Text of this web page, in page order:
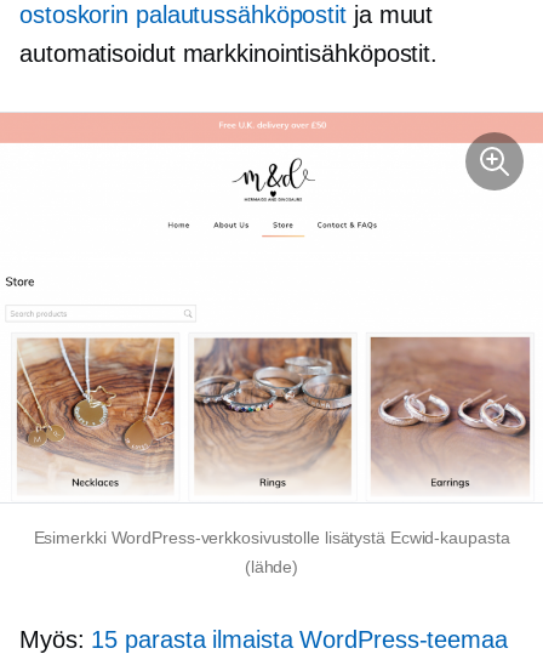
ostoskorin palautussähköpostit ja muut
automatisoidut markkinointisähköpostit.
Esimerkki WordPress-verkkosivustolle lisätystä Ecwid-kaupasta
(lähde)
Myös: 15 parasta ilmaista WordPress-teemaa